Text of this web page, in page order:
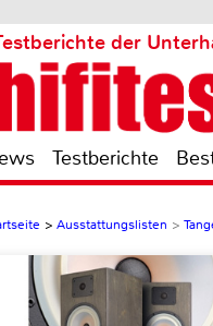
der
Testberichte
> Ausstattungslisten >